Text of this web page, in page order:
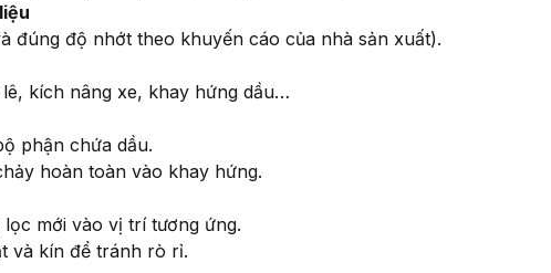
đúng độ nhớt theo khuyến cáo của nhà sản xuất).
kích nâng xe, khay hứng dầu…
phận chứa dầu.
hoàn toàn vào khay hứng.
mới vào vị trí tương ứng.
và kín để tránh rò rỉ.